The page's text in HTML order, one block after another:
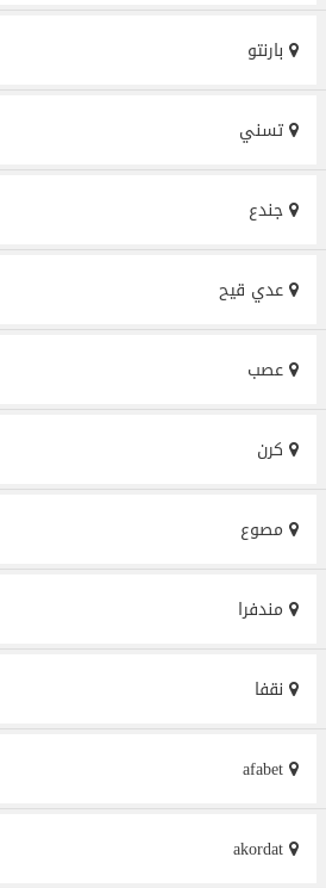
بارنتو
تسني
جندع
عدي قيح
عصب
كرن
مصوع
مندفرا
نقفا